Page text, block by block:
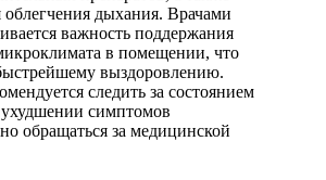
облегчения дыхания. Врачами
важность поддержания
в помещении, что
выздоровлению.
следить за состоянием
симптомов
обращаться за медицинской